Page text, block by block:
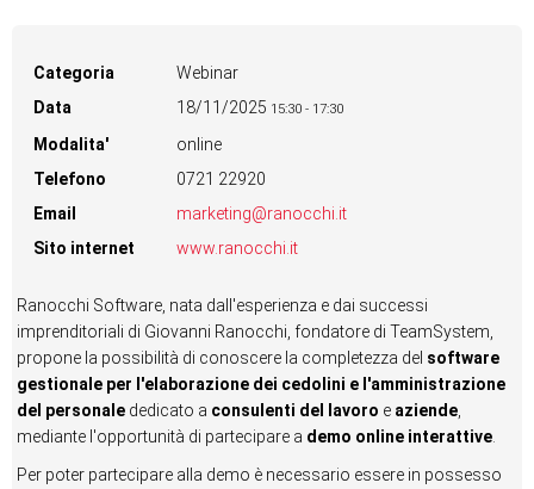
Categoria
Webinar
Data
18/11/2025 15:30 - 17:30
Modalita'
online
Telefono
0721 22920
Email
marketing@ranocchi.it
Sito internet
www.ranocchi.it
Ranocchi Software, nata dall'esperienza e dai successi
imprenditoriali di Giovanni Ranocchi, fondatore di TeamSystem,
propone la possibilità di conoscere la completezza del software
gestionale per l'elaborazione dei cedolini e l'amministrazione
del personale dedicato a consulenti del lavoro e aziende
mediante l'opportunità di partecipare a demo online interattive
Per poter partecipare alla demo è necessario essere in possesso